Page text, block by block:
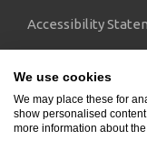
Accessibility
We use cookies
We may place these for
show personalised
more information about